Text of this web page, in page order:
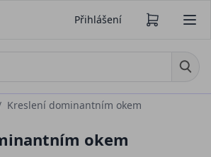
Přihlášení
Kreslení dominantním okem
okem